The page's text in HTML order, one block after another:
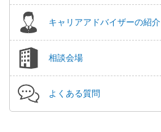
キャリアアドバイザーの紹介
相談会場
よくある質問